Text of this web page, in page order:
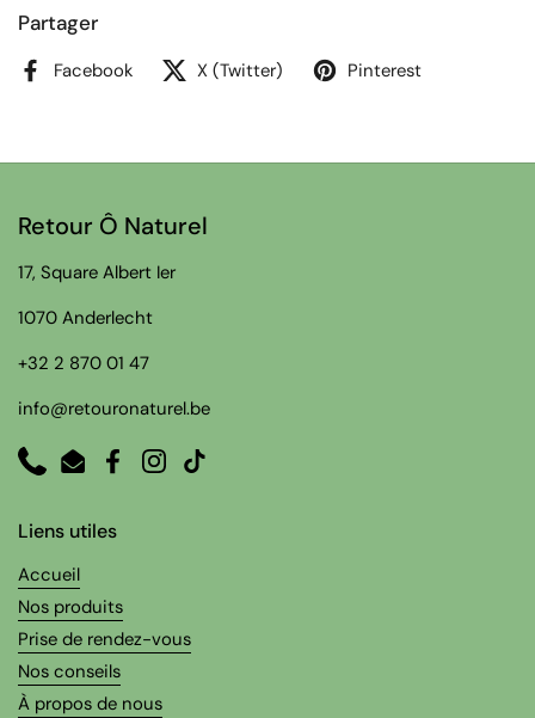
Partager
Facebook X (Twitter) Pinterest
Retour Ô Naturel
17, Square Albert Ier
1070 Anderlecht
+32 2 870 01 47
info@retouronaturel.be
PhoneEmailFacebook
Instagram
TikTok
Liens utiles
Accueil
Nos produits
Prise de rendez-vous
Nos conseils
À propos de nous